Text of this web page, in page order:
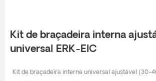
Kit de braçadeira interna
universal ERK-EIC
Kit de braçadeira interna universal ajustável (30-